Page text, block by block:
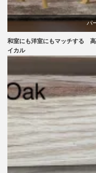
パ
リク
和室にも洋室にもマッチする
イカル